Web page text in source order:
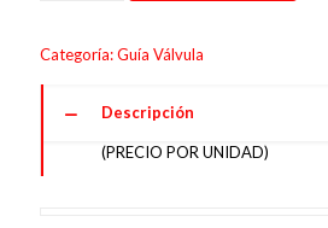
Categoría:Guía Válvula
Descripción
(PRECIO POR UNIDAD)